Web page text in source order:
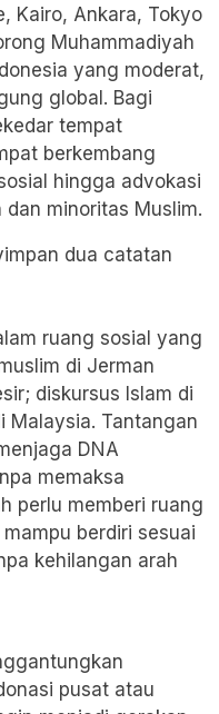
Kairo, Ankara, Tokyo
Muhammadiyah
yang moderat,
global. Bagi
tempat
berkembang
hingga advokasi
minoritas Muslim.
dua catatan
ruang sosial yang
di Jerman
diskursus Islam di
Malaysia. Tantangan
DNA
memaksa
perlu memberi ruang
berdiri sesuai
kehilangan arah
pusat atau